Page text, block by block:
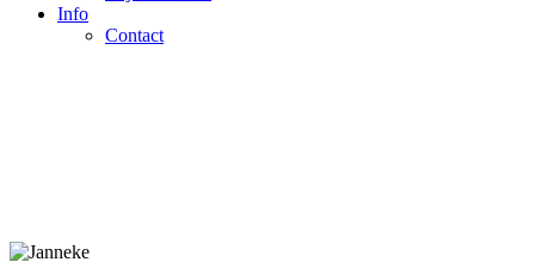
Info
Contact